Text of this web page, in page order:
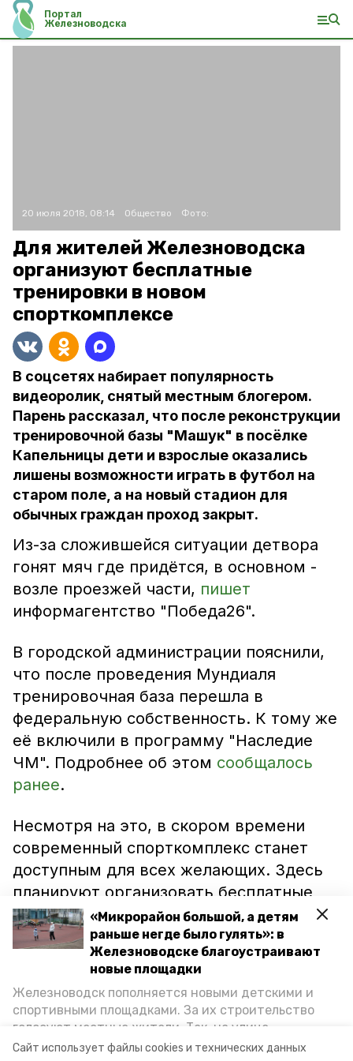
Сайт использует файлы cookies и технических данных
«Микрорайон большой, а детям
раньше негде было гулять»: в
Железноводске благоустраивают
новые площадки
Железноводск пополняется новыми детскими и
спортивными площадками. За их строительство
голосуют местные жители. Так, на улице
Октябрьской уже появилось современное
Портал
Железноводска
20 июля 2018, 08:14 Общество Фото:
Для жителей Железноводска
организуют бесплатные
тренировки в новом
спорткомплексе
В соцсетях набирает популярность
видеоролик, снятый местным блогером.
Парень рассказал, что после реконструкции
тренировочной базы "Машук" в посёлке
Капельницы дети и взрослые оказались
лишены возможности играть в футбол на
старом поле, а на новый стадион для
обычных граждан проход закрыт.
Из-за сложившейся ситуации детвора
гонят мяч где придётся, в основном -
возле проезжей части, пишет
информагентство "Победа26".
В городской администрации пояснили,
что после проведения Мундиаля
тренировочная база перешла в
федеральную собственность. К тому же
её включили в программу "Наследие
ЧМ". Подробнее об этом сообщалось
ранее.
Несмотря на это, в скором времени
современный спорткомплекс станет
доступным для всех желающих. Здесь
планируют организовать бесплатные
тренировки по футболу. Они будут
проходить три раза в неделю под
руководством опытного наставника. С
графиком занятий можно будет
ознакомиться позже: его вывесят на
территории комплекса.